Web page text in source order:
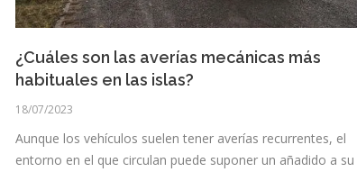
¿Cuáles son las averías mecánicas más
habituales en las islas?
18/07/2023
Aunque los vehículos suelen tener averías recurrentes, el
entorno en el que circulan puede suponer un añadido a su